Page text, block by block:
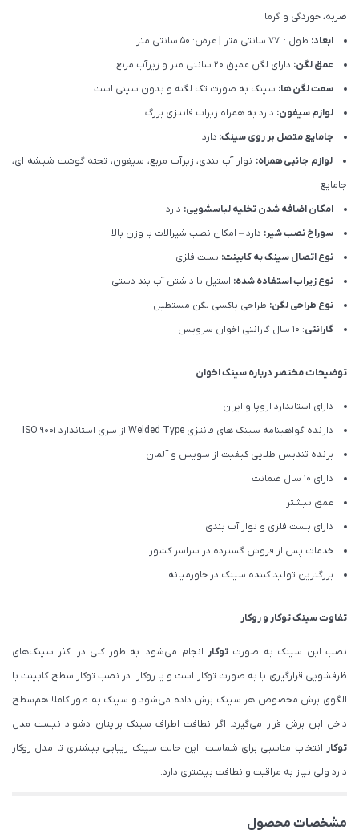
ضربه، خوردگی و گرما
ابعاد: طول : 77 سانتی متر | عرض: 50 سانتی متر
عمق لگن: دارای لگن عمیق 20 سانتی متر و زیرآب مربع
سمت لگن ها: سینک به صورت تک لگنه و بدون سینی است.
لوازم سیفون: دارد به همراه زیراب فانتزی بزرگ
جامایع متصل بر روی سینک: دارد
لوازم جانبی همراه: نوار آب بندی، زیرآب مربع، سیفون، تخته گوشت شیشه ای،
جامایع
امکان اضافه شدن تخلیه لباسشویی: دارد
سوراخ نصب شیر: دارد – امکان نصب شیرالات با وزن بالا
نوع اتصال سینک به کابینت: بست فلزی
نوع زیراب استفاده شده: استیل با داشتن آب بند دستی
نوع طراحی لگن: طراحی باکسی لگن مستطیل
گارانتی: 10 سال گارانتی اخوان سرویس
توضیحات مختصر درباره سینک اخوان
دارای استاندارد اروپا و ایران
دارنده گواهینامه سینک های فانتزی Welded Type از سری استاندارد ISO 9001
برنده تندیس طلایی کیفیت از سویس و آلمان
دارای ۱۰ سال ضمانت
عمق بیشتر
دارای بست فلزی و نوار آب بندی
خدمات پس از فروش گسترده در سراسر کشور
بزرگترین تولید کننده سینک در خاورمیانه
تفاوت سینکتوکار وروکار
نصب این سینک به صورت توکار انجام می‌شود. به طور کلی در اکثر سینک‌های
ظرفشویی قرارگیری یا به صورت توکار است و یا روکار. در نصب توکار سطح کابینت با
الگوی برش مخصوص هر سینک برش داده می‌شود و سینک به طور کاملا هم‌سطح
داخل این برش قرار می‌گیرد. اگر نظافت اطراف سینک برایتان دشواد نیست مدل
توکار انتخاب مناسبی برای شماست. این حالت سینک زیبایی بیشتری تا مدل روکار
دارد ولی نیاز به مراقبت و نظافت بیشتری دارد.
مشخصات محصول